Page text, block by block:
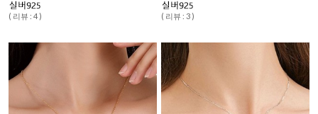
( 리뷰 : 4 ) ( 리뷰 : 3 )